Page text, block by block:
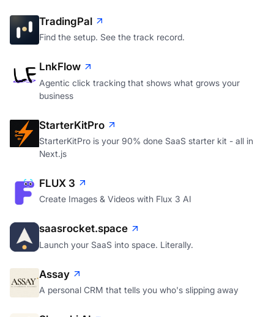
TradingPal
Find the setup. See the track record.
LnkFlow
Agentic click tracking that shows what grows your
business
StarterKitPro
StarterKitPro is your 90% done SaaS starter kit - all in
Next.js
FLUX 3
Create Images & Videos with Flux 3 AI
saasrocket.space
Launch your SaaS into space. Literally.
Assay
A personal CRM that tells you who's slipping away